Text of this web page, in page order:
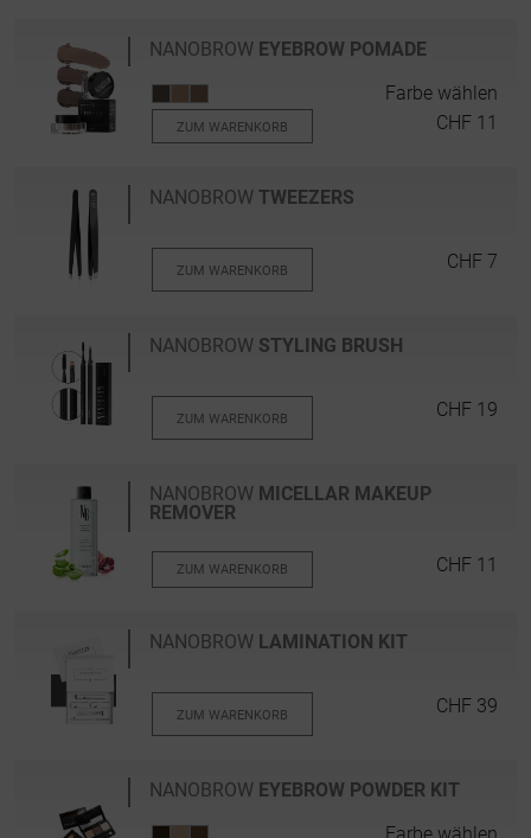
NANOBROW EYEBROW POMADE
Farbe wählen
ZUM WARENKORB CHF 11
NANOBROW TWEEZERS
ZUM WARENKORB CHF 7
NANOBROW STYLING BRUSH
ZUM WARENKORB CHF 19
NANOBROW MICELLAR MAKEUP
REMOVER
ZUM WARENKORB CHF 11
NANOBROW LAMINATION KIT
ZUM WARENKORB CHF 39
NANOBROW EYEBROW POWDER KIT